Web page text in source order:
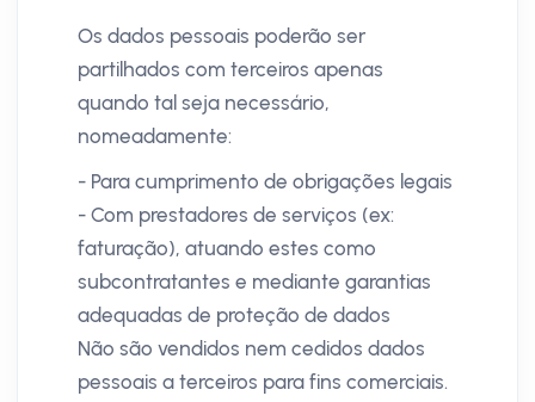
Os dados pessoais poderão ser
partilhados com terceiros apenas
quando tal seja necessário,
nomeadamente:
- Para cumprimento de obrigações legais
- Com prestadores de serviços (ex:
faturação), atuando estes como
subcontratantes e mediante garantias
adequadas de proteção de dados
Não são vendidos nem cedidos dados
pessoais a terceiros para fins comerciais.